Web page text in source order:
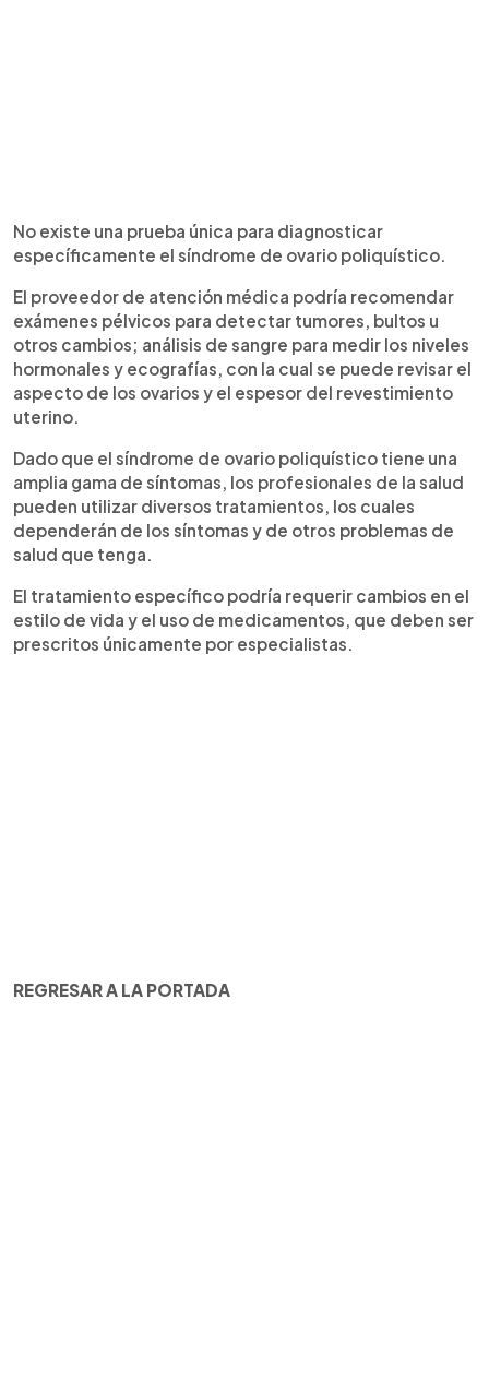
No existe una prueba única para diagnosticar
específicamente el síndrome de ovario poliquístico.
El proveedor de atención médica podría recomendar
exámenes pélvicos para detectar tumores, bultos u
otros cambios; análisis de sangre para medir los niveles
hormonales y ecografías, con la cual se puede revisar el
aspecto de los ovarios y el espesor del revestimiento
uterino.
Dado que el síndrome de ovario poliquístico tiene una
amplia gama de síntomas, los profesionales de la salud
pueden utilizar diversos tratamientos, los cuales
dependerán de los síntomas y de otros problemas de
salud que tenga.
El tratamiento específico podría requerir cambios en el
estilo de vida y el uso de medicamentos, que deben ser
prescritos únicamente por especialistas.
REGRESAR A LA PORTADA